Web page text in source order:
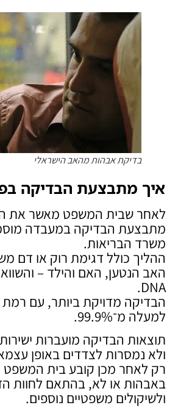
בדיקת אבהות מהאב הישראלי
איך מתבצעת הבדיקה
לאחר שבית המשפט מאשר את
מתבצעת הבדיקה במעבדה
משרד הבריאות.
ההליך כולל דגימת רוק או דם
האב הנטען, האם והילד –
DNA.
הבדיקה מדויקת ביותר, עם
למעלה מ־99.9%.
תוצאות הבדיקה מועברות
ולא נמסרות לצדדים באופן
רק לאחר מכן קובע בית המשפט
באבהות או לא, בהתאם לחוות
ולשיקולים משפטיים נוספים.